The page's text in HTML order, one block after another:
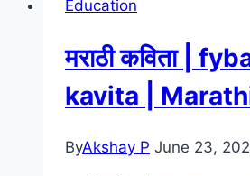
–
Advantage
and
of
Education
मराठी कविता |
kavita |
ByAkshay P June 23,